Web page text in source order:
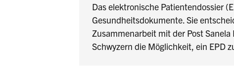
Das elektronische Patientendossier
Gesundheitsdokumente. Sie
Zusammenarbeit mit der Post
Schwyzern die Möglichkeit, ein EPD